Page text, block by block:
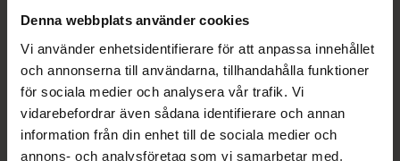
Denna webbplats använder cookies
Vi använder enhetsidentifierare för att anpassa innehållet
och annonserna till användarna, tillhandahålla funktioner
för sociala medier och analysera vår trafik. Vi
vidarebefordrar även sådana identifierare och annan
information från din enhet till de sociala medier och
annons- och analysföretag som vi samarbetar med.